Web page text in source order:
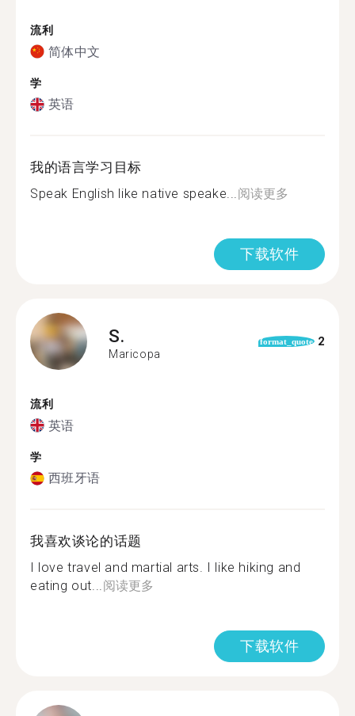
流利
简体中文
学
英语
我的语言学习目标
Speak English like native speake...阅读更多
下载软件
S.
Maricopa
format_quote 2
流利
英语
学
西班牙语
我喜欢谈论的话题
I love travel and martial arts. I like hiking and
eating out...阅读更多
下载软件